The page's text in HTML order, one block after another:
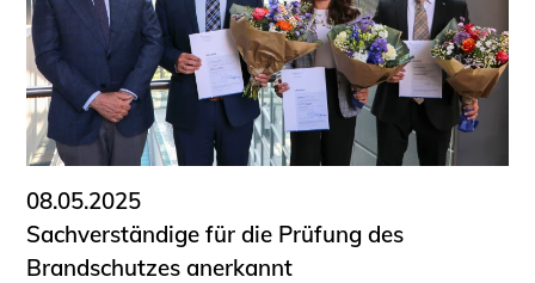
08.05.2025
Sachverständige für die Prüfung des
Brandschutzes anerkannt